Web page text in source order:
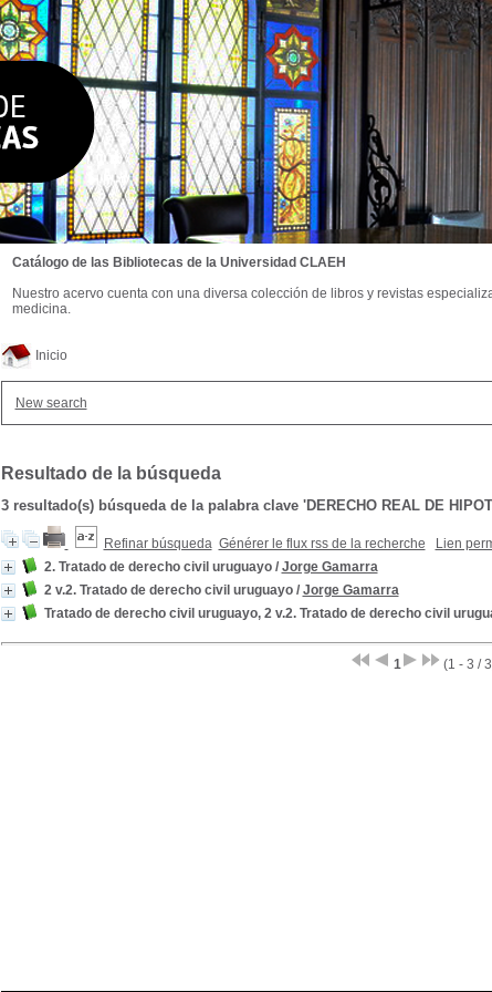
Inicio
New search
Resultado de la búsqueda
3 resultado(s) búsqueda de la palabra clave 'DERECHO REAL DE
Refinar búsqueda Générer le flux rss de la recherche Lien
2. Tratado de derecho civil uruguayo/ Jorge Gamarra
2 v.2. Tratado de derecho civil uruguayo/ Jorge Gamarra
Tratado de derecho civil uruguayo, 2 v.2. Tratado de derecho civil
1 (1 - 3 /
Catálogo de las Bibliotecas de la Universidad CLAEH
Nuestro acervo cuenta con una diversa colección de libros y revistas
medicina.